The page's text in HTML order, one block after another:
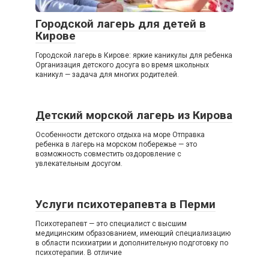
Городской лагерь для детей в
Кирове
Городской лагерь в Кирове: яркие каникулы для ребенка
Организация детского досуга во время школьных
каникул — задача для многих родителей.
Детский морской лагерь из Кирова
Особенности детского отдыха на море Отправка
ребенка в лагерь на морском побережье — это
возможность совместить оздоровление с
увлекательным досугом.
Услуги психотерапевта в Перми
Психотерапевт — это специалист с высшим
медицинским образованием, имеющий специализацию
в области психиатрии и дополнительную подготовку по
психотерапии. В отличие